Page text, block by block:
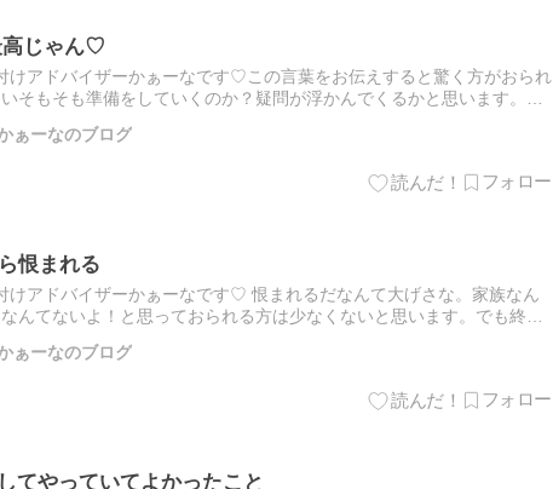
高じゃん♡
けアドバイザーかぁーなです♡この言葉をお伝えすると驚く方がおられ
そもそも準備をしていくのか？疑問が浮かんでくるかと思います。終
ぁーなのブログ
恨まれる
けアドバイザーかぁーなです♡ 恨まれるだなんて大げさな。家族なん
んてないよ！と思っておられる方は少なくないと思います。でも終活
ぁーなのブログ
てやっていてよかったこと